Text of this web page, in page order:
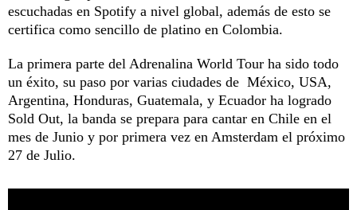
escuchadas en Spotify a nivel global, además de esto se
certifica como sencillo de platino en Colombia.
La primera parte del Adrenalina World Tour ha sido todo
un éxito, su paso por varias ciudades de México, USA,
Argentina, Honduras, Guatemala, y Ecuador ha logrado
Sold Out, la banda se prepara para cantar en Chile en el
mes de Junio y por primera vez en Amsterdam el próximo
27 de Julio.